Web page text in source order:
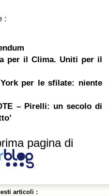
:
per il Clima. Uniti per il
per le sfilate: niente
– Pirelli: un secolo di
pagina di
articoli :